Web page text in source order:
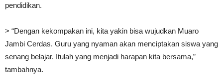
pendidikan.
> “Dengan kekompakan ini, kita yakin bisa wujudkan Muaro
Jambi Cerdas. Guru yang nyaman akan menciptakan siswa yang
senang belajar. Itulah yang menjadi harapan kita bersama,”
tambahnya.